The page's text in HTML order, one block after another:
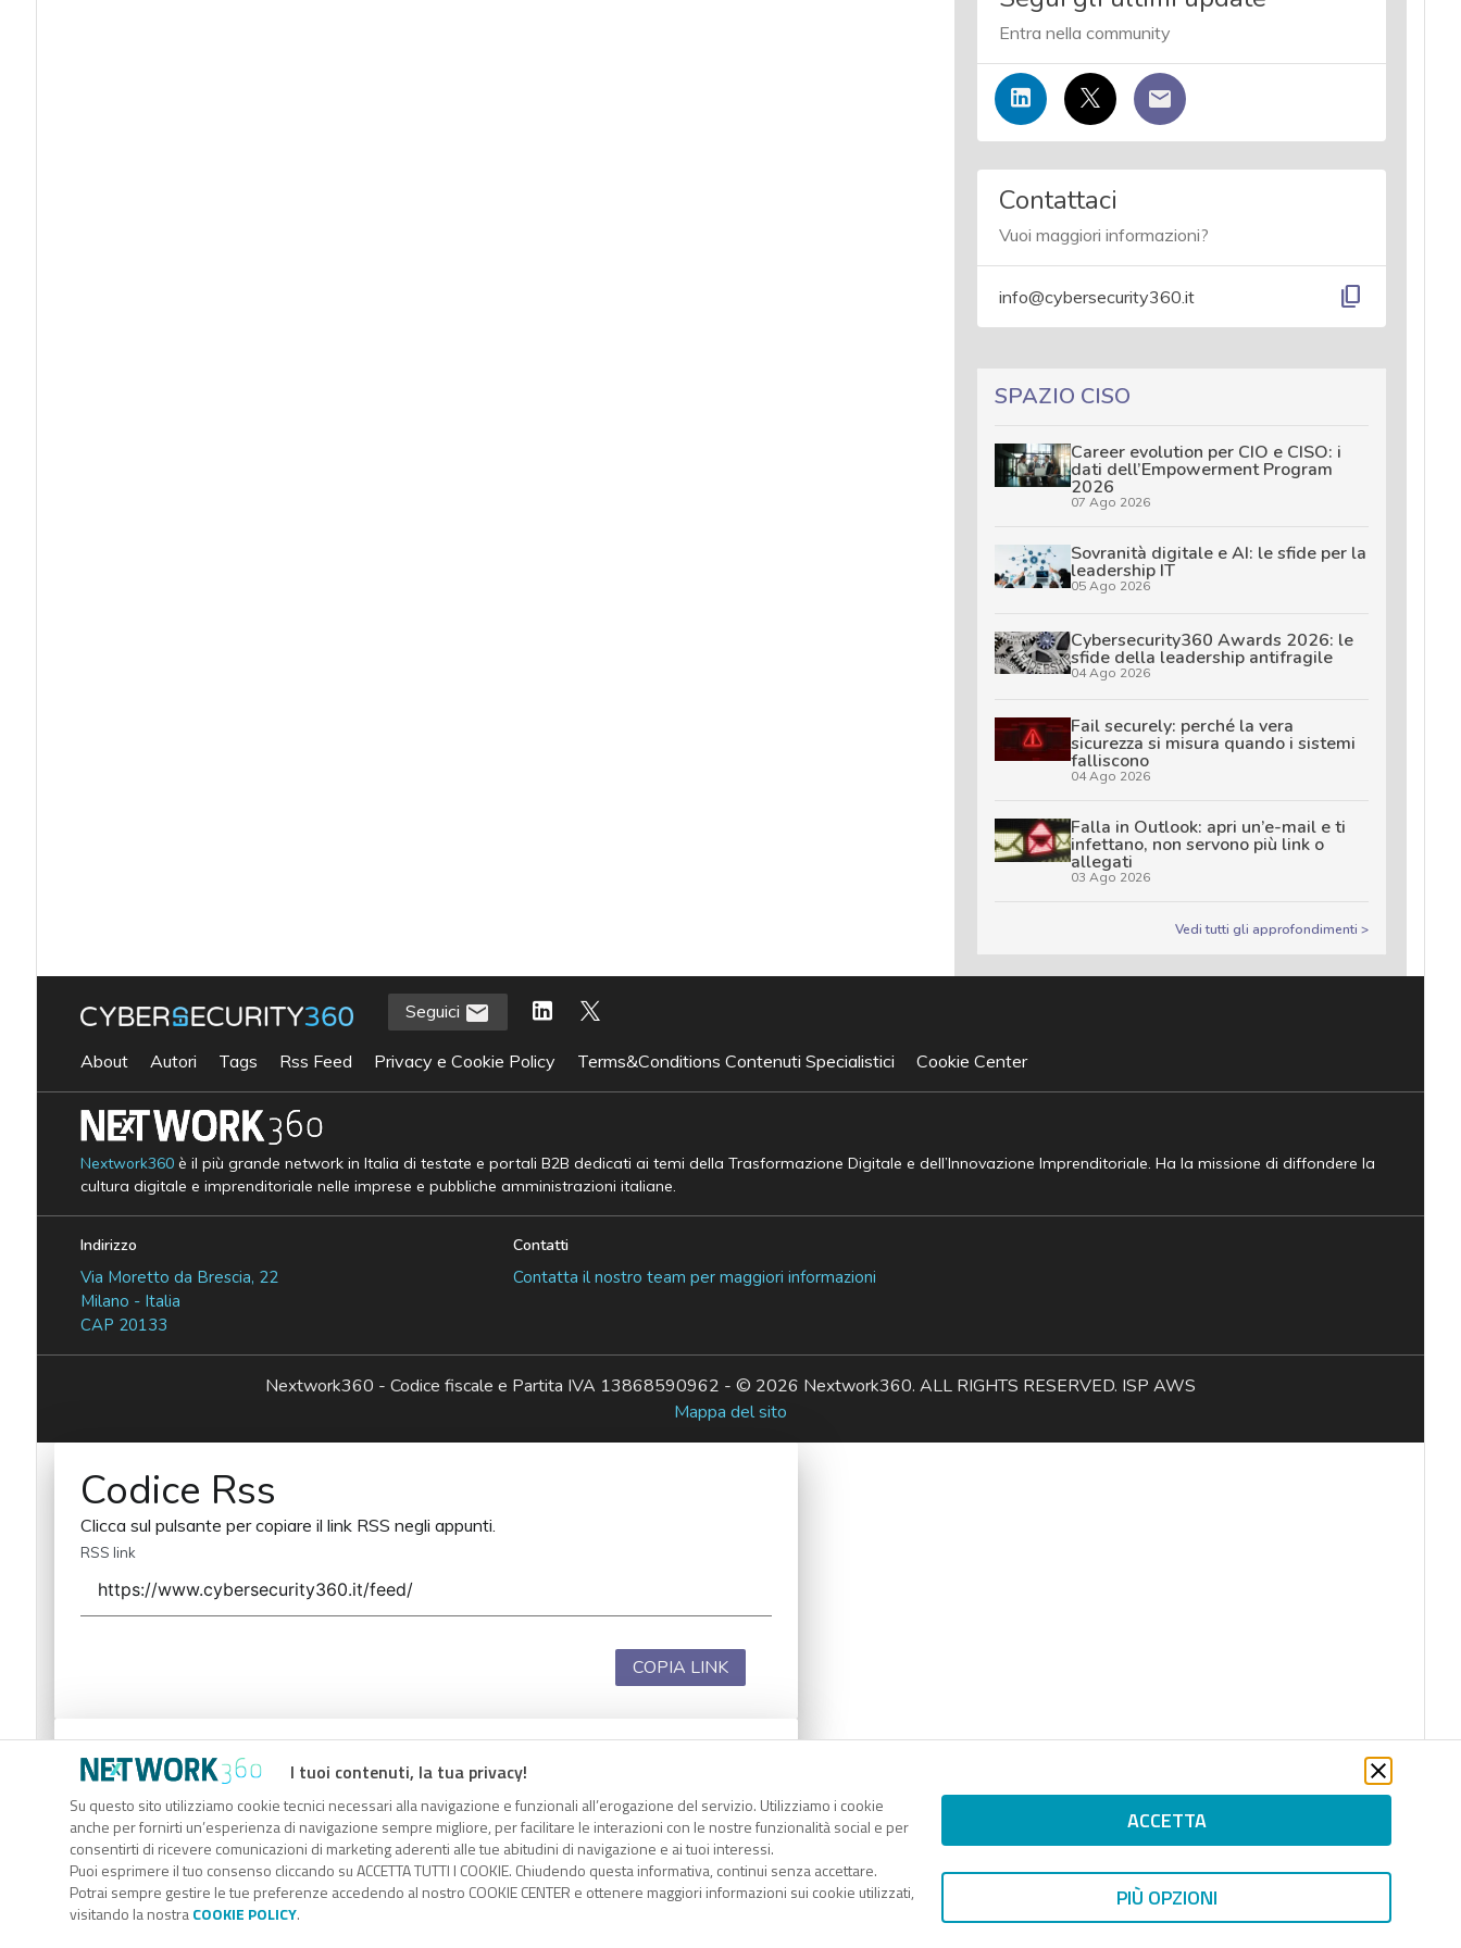
Entra nella community
Contattaci
Vuoi maggiori informazioni?
info@cybersecurity360.it content_copy
SPAZIO CISO
Career evolution per CIO e CISO: i
dati dell’Empowerment Program
2026
07 Ago 2026
Sovranità digitale e AI: le sfide per la
leadership IT
05 Ago 2026
Cybersecurity360 Awards 2026: le
sfide della leadership antifragile
04 Ago 2026
Fail securely: perché la vera
sicurezza si misura quando i sistemi
falliscono
04 Ago 2026
Falla in Outlook: apri un’e-mail e ti
infettano, non servono più link o
allegati
03 Ago 2026
Vedi tutti gli approfondimenti >
I tuoi contenuti, la tua privacy!
Su questo sito utilizziamo cookie tecnici necessari alla navigazione e funzionali all’erogazione del servizio. Utilizziamo i cookie
anche per fornirti un’esperienza di navigazione sempre migliore, per facilitare le interazioni con le nostre funzionalità social e per
consentirti di ricevere comunicazioni di marketing aderenti alle tue abitudini di navigazione e ai tuoi interessi.
Puoi esprimere il tuo consenso cliccando su ACCETTA TUTTI I COOKIE. Chiudendo questa informativa, continui senza accettare.
Potrai sempre gestire le tue preferenze accedendo al nostro COOKIE CENTER e ottenere maggiori informazioni sui cookie utilizzati,
visitando la nostraCOOKIE POLICY.
ACCETTA
PIÙ OPZIONI
Seguici
About Autori Tags Rss Feed Privacy e Cookie Policy Terms&Conditions Contenuti Specialistici Cookie Center
Nextwork360è il più grande network in Italia di testate e portali B2B dedicati ai temi della Trasformazione Digitale e dell’Innovazione Imprenditoriale. Ha la missione di diffondere la
cultura digitale e imprenditoriale nelle imprese e pubbliche amministrazioni italiane.
Indirizzo
Via Moretto da Brescia, 22
Milano - Italia
CAP 20133
Contatti
Contatta il nostro team per maggiori informazioni
Nextwork360 - Codice fiscale e Partita IVA 13868590962 - © 2026 Nextwork360. ALL RIGHTS RESERVED. ISP AWS
Mappa del sito
Codice Rss
Clicca sul pulsante per copiare il link RSS negli appunti.
RSS link
COPIA LINK
Codice Rss
Clicca sul pulsante per copiare il link RSS negli appunti.
RSS link